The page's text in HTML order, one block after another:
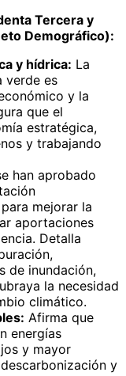
Tercera y
Demográfico):
y hídrica: La
verde es
y la
que el
estratégica,
y trabajando
han aprobado
mejorar la
aportaciones
Detalla
de inundación,
la necesidad
climático.
Afirma que
energías
y mayor
y